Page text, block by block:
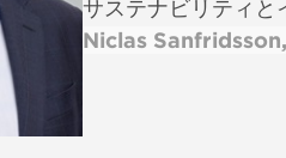
サステナビリティと
Niclas